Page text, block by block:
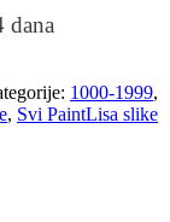
dana
1000-1999,
, Svi PaintLisa slike